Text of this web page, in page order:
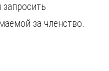
за членство.